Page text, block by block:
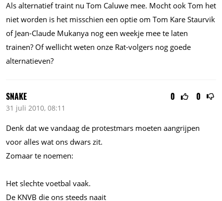
Als alternatief traint nu Tom Caluwe mee. Mocht ook Tom het
niet worden is het misschien een optie om Tom Kare Staurvik
of Jean-Claude Mukanya nog een weekje mee te laten
trainen? Of wellicht weten onze Rat-volgers nog goede
alternatieven?
0 0
SNAKE
31 juli 2010, 08:11
Denk dat we vandaag de protestmars moeten aangrijpen
voor alles wat ons dwars zit.
Zomaar te noemen:
Het slechte voetbal vaak.
De KNVB die ons steeds naait